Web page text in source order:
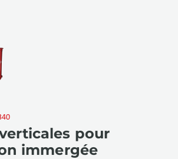
pour
immergée